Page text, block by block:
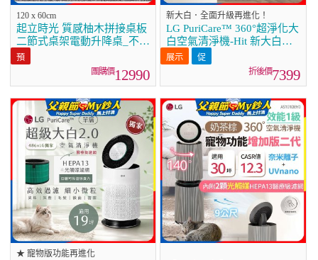
120 x 60cm
起立時光 質感柚木拼接桌板
二節式桌架電動升降桌_不含
安裝
12990
新大白．全面升級再進化！
LG PuriCare™ 360°超淨化大
白空氣清淨機-Hit 新大白
(AS601HWG0)
7399
★ 寵物版功能再進化